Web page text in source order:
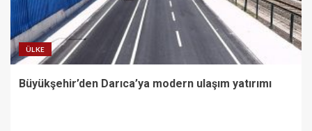
ÜLKE
Büyükşehir’den Darıca’ya modern ulaşım yatırımı